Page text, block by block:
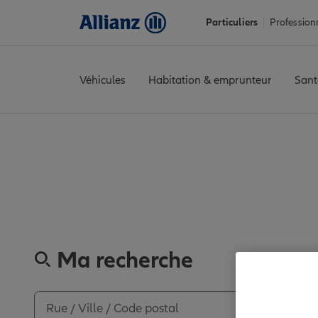
Particuliers
Véhicules Habitation & emprunteur
Ma recherche